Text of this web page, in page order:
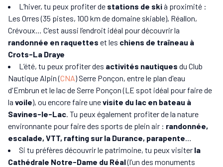
L’hiver, tu peux profiter de stations de skià proximité :
Les Orres (35 pistes, 100 km de domaine skiable), Réallon,
Crévoux… C’est aussi l’endroit idéal pour découvrir la
randonnée en raquettes et les chiens de traîneau à
Crots-La Draye
L’été, tu peux profiter des activités nautiques du Club
Nautique Alpin (CNA) Serre Ponçon, entre le plan d'eau
d'Embrun et le lac de Serre Ponçon (LE spot idéal pour faire de
la voile), ou encore faire unevisite du lac en bateau à
Savines-le-Lac . Tu peux également profiter de la nature
environnante pour faire des sports de plein air : randonnée,
escalade, VTT, rafting sur la Durance, parapente
Si tu préfères découvrir le patrimoine, tu peux visiter la
Cathédrale Notre-Dame du Réal(l’un des monuments